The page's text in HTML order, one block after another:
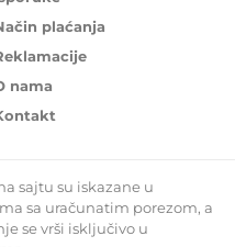
plaćanja
nama
sajtu su iskazane u
sa uračunatim porezom, a
se vrši isključivo u